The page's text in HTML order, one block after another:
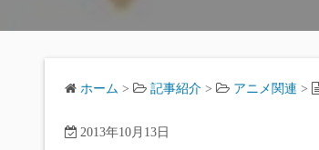
ホーム > 記事紹介 > アニメ関連 >
2013年10月13日